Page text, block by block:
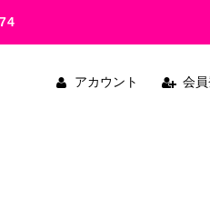
アカウント 会